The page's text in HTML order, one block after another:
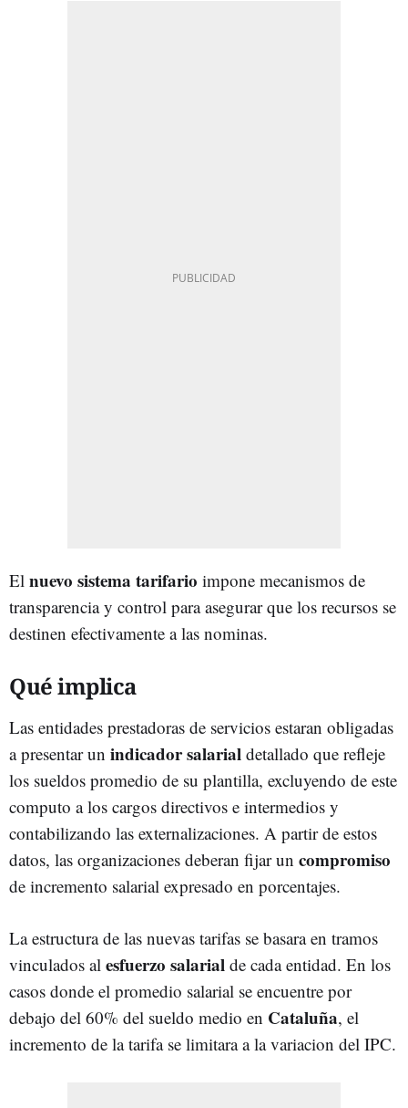
El nuevo sistema tarifario impone mecanismos de
transparencia y control para asegurar que los recursos se
destinen efectivamente a las nominas.
Qué implica
Las entidades prestadoras de servicios estaran obligadas
a presentar un indicador salarial detallado que refleje
los sueldos promedio de su plantilla, excluyendo de este
computo a los cargos directivos e intermedios y
contabilizando las externalizaciones. A partir de estos
datos, las organizaciones deberan fijar un compromiso
de incremento salarial expresado en porcentajes.
La estructura de las nuevas tarifas se basara en tramos
vinculados al esfuerzo salarial de cada entidad. En los
casos donde el promedio salarial se encuentre por
debajo del 60% del sueldo medio en Cataluña, el
incremento de la tarifa se limitara a la variacion del IPC.